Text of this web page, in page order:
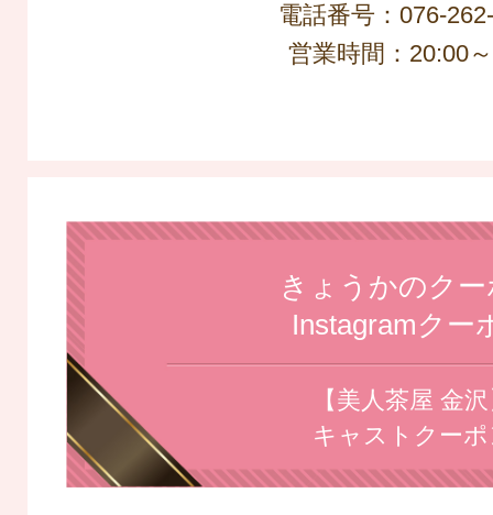
電話番号：076-
営業時間：20:00
きょうかのク
Instagramクー
【美人茶屋 金
キャストクー